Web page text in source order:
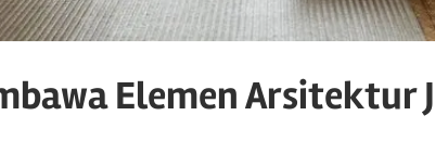
Elemen Arsitektur